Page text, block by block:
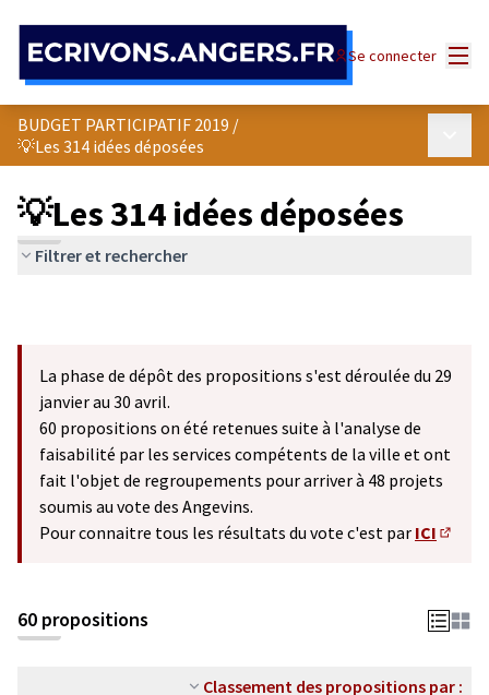
Se connecter
BUDGET PARTICIPATIF 2019 /
💡Les 314 idées déposées
💡Les 314 idées déposées
Filtrer et rechercher
La phase de dépôt des propositions s'est déroulée du 29
janvier au 30 avril.
60 propositions on été retenues suite à l'analyse de
faisabilité par les services compétents de la ville et ont
fait l'objet de regroupements pour arriver à 48 projets
soumis au vote des Angevins.
Pour connaitre tous les résultats du vote c'est par ICI
60 propositions
Classement des propositions par :